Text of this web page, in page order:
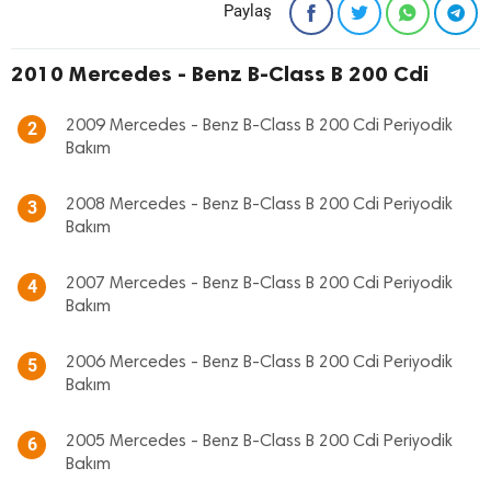
Paylaş
2010 Mercedes - Benz B-Class B 200 Cdi
2
2009 Mercedes - Benz B-Class B 200 Cdi Periyodik
Bakım
3
2008 Mercedes - Benz B-Class B 200 Cdi Periyodik
Bakım
4
2007 Mercedes - Benz B-Class B 200 Cdi Periyodik
Bakım
5
2006 Mercedes - Benz B-Class B 200 Cdi Periyodik
Bakım
6
2005 Mercedes - Benz B-Class B 200 Cdi Periyodik
Bakım